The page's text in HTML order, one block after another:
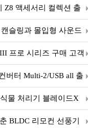
Z8 액세서리 컬렉션 출
슬링과 몰입형 사운드
프로 시리즈 구매 고객
버터 Multi-2/USB all 출
물 처리기 블레이드X
BLDC 리모컨 선풍기